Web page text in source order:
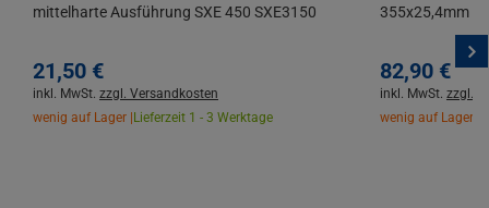
mittelharte Ausführung SXE 450 SXE3150
21,50 €
inkl. MwSt. zzgl. Versandkosten
wenig auf Lager | Lieferzeit 1 - 3 Werktage
355x25,4mm
82,90 €
inkl. MwSt. zzgl.
wenig auf Lager |